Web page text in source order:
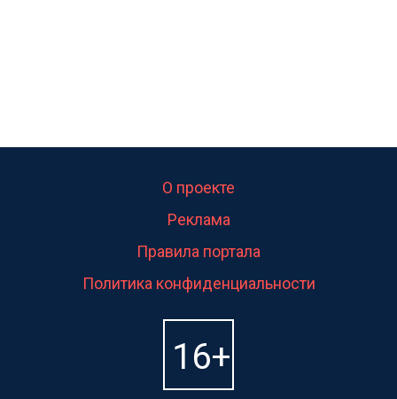
О проекте
Реклама
Правила портала
Политика конфиденциальности